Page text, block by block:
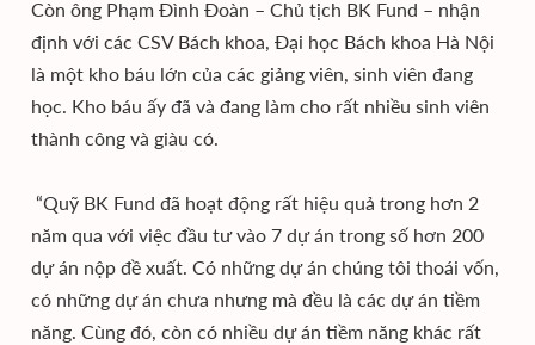
Còn ông Phạm Đình Đoàn – Chủ tịch BK Fund – nhận
định với các CSV Bách khoa, Đại học Bách khoa Hà Nội
là một kho báu lớn của các giảng viên, sinh viên đang
học. Kho báu ấy đã và đang làm cho rất nhiều sinh viên
thành công và giàu có.
“Quỹ BK Fund đã hoạt động rất hiệu quả trong hơn 2
năm qua với việc đầu tư vào 7 dự án trong số hơn 200
dự án nộp đề xuất. Có những dự án chúng tôi thoái vốn,
có những dự án chưa nhưng mà đều là các dự án tiềm
năng. Cùng đó, còn có nhiều dự án tiềm năng khác rất